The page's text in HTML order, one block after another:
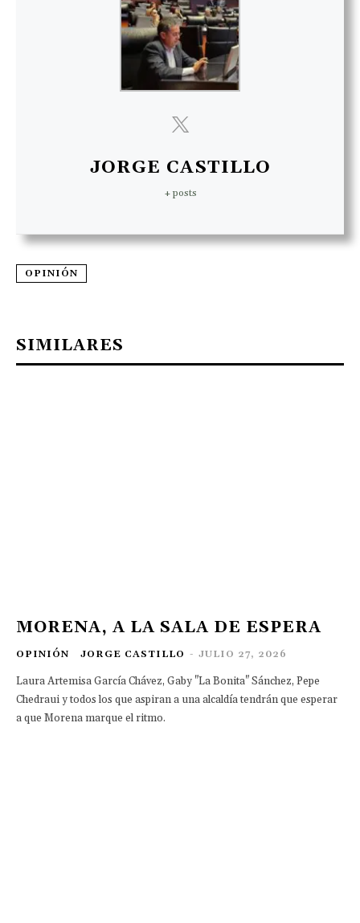
JORGE CASTILLO
+ posts
OPINIÓN
SIMILARES
MORENA, A LA SALA DE ESPERA
OPINIÓN JORGE CASTILLO - JULIO 27, 2026
Laura Artemisa García Chávez, Gaby "La Bonita" Sánchez, Pepe
Chedraui y todos los que aspiran a una alcaldía tendrán que esperar
a que Morena marque el ritmo.